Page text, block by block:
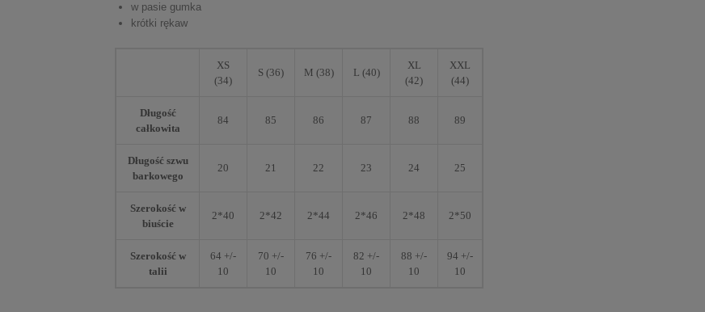
w pasie gumka
krótki rękaw
XS
(34)
S (36) M (38) L (40)
XL
(42)
XXL
(44)
Długość
całkowita
84 85 86 87 88 89
Długość szwu
barkowego
20 21 22 23 24 25
Szerokość w
biuście
2*40 2*42 2*44 2*46 2*48 2*50
Szerokość w
talii
64 +/-
10
70 +/-
10
76 +/-
10
82 +/-
10
88 +/-
10
94 +/-
10